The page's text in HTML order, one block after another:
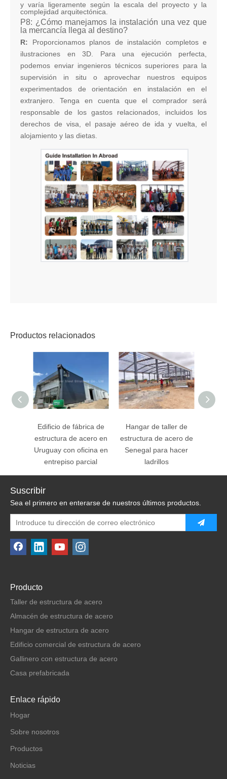
y varía ligeramente según la escala del proyecto y la
complejidad arquitectónica.
P8: ¿Cómo manejamos la instalación una vez que
la mercancía llega al destino?
R: Proporcionamos planos de instalación completos e
ilustraciones en 3D. Para una ejecución perfecta,
podemos enviar ingenieros técnicos superiores para la
supervisión in situ o aprovechar nuestros equipos
experimentados de orientación en instalación en el
extranjero. Tenga en cuenta que el comprador será
responsable de los gastos relacionados, incluidos los
derechos de visa, el pasaje aéreo de ida y vuelta, el
alojamiento y las dietas.
Productos relacionados
Edificio de fábrica de
estructura de acero en
Uruguay con oficina en
entrepiso parcial
Hangar de taller de
estructura de acero de
Senegal para hacer
ladrillos
Suscribir
Sea el primero en enterarse de nuestros últimos productos.
Producto
Taller de estructura de acero
Almacén de estructura de acero
Hangar de estructura de acero
Edificio comercial de estructura de acero
Gallinero con estructura de acero
Casa prefabricada
Enlace rápido
Hogar
Sobre nosotros
Productos
Noticias